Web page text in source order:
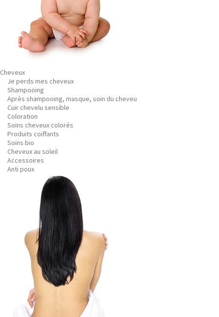
Cheveux
Je perds mes cheveux
Shampooing
Après shampooing, masque, soin du cheveu
Cuir chevelu sensible
Coloration
Soins cheveux colorés
Produits coiffants
Soins bio
Cheveux au soleil
Accessoires
Anti poux